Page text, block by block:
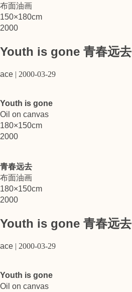
布面油画
150×180cm
2000
Youth is gone 青春远去
ace | 2000-03-29
Youth is gone
Oil on canvas
180×150cm
2000
青春远去
布面油画
180×150cm
2000
Youth is gone 青春远去
ace | 2000-03-29
Youth is gone
Oil on canvas